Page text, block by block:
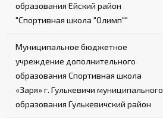
образования Ейский район
"Спортивная школа "Олимп""
Муниципальное бюджетное
учреждение дополнительного
образования Спортивная школа
«Заря» г. Гулькевичи муниципального
образования Гулькевичский район